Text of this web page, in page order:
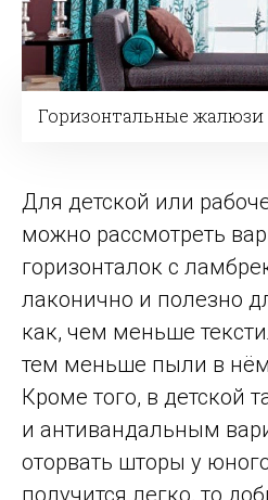
Горизонтальные
Для детской или
можно рассмотреть
горизонталок с
лаконично и полезно
как, чем меньше
тем меньше пыли в
Кроме того, в детской
и антивандальным
оторвать шторы у
получится легко, то